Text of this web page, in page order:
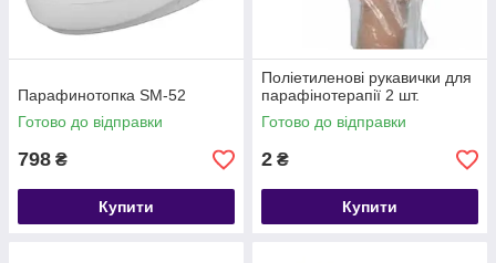
Парафинотопка SM-52
Готово до відправки
798 ₴
Купити
Поліетиленові рукавички для
парафінотерапії 2 шт.
Готово до відправки
2 ₴
Купити